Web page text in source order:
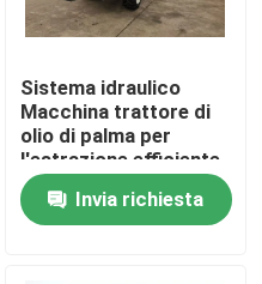
Sistema idraulico
Macchina trattore di
olio di palma per
l'estrazione efficiente
di olio di palma
Indonesia dedicata
Invia richiesta